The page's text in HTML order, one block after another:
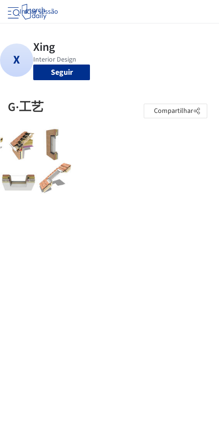
Iniciar sessão
Seguir
G·工艺 Compartilhar